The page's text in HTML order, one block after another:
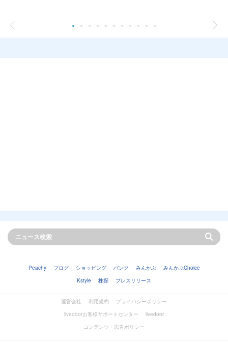
Peachy ブログ ショッピング バンク みんかぶ
みんかぶChoice
Kstyle
株探 プレスリリース
運営会社 利用規約
プライバシーポリシー
livedoorお客様サポートセンター
livedoor
コンテンツ・広告ポリシー